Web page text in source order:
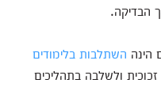
הבדיקה.
הינה השתלבות בלימודים
ולשלבה בתהליכים